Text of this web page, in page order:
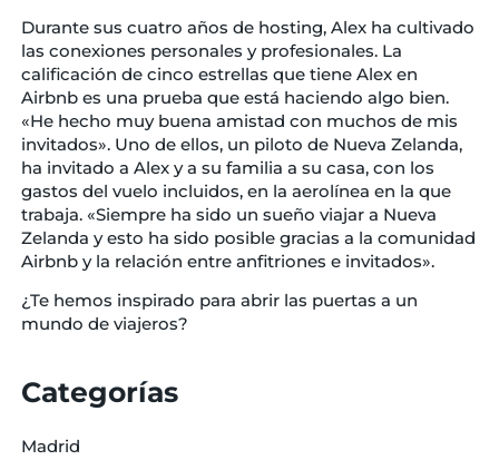
Durante sus cuatro años de hosting, Alex ha cultivado
las conexiones personales y profesionales. La
calificación de cinco estrellas que tiene Alex en
Airbnb es una prueba que está haciendo algo bien.
«He hecho muy buena amistad con muchos de mis
invitados». Uno de ellos, un piloto de Nueva Zelanda,
ha invitado a Alex y a su familia a su casa, con los
gastos del vuelo incluidos, en la aerolínea en la que
trabaja. «Siempre ha sido un sueño viajar a Nueva
Zelanda y esto ha sido posible gracias a la comunidad
Airbnb y la relación entre anfitriones e invitados».
¿Te hemos inspirado para abrir las puertas a un
mundo de viajeros?
Categorías
Madrid